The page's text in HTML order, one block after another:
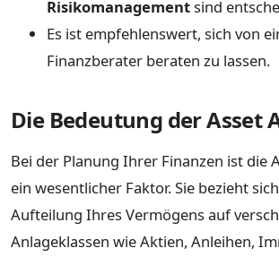
Risikomanagementsind
Es ist empfehlenswert, sich von
Finanzberater beraten zu lassen.
Die Bedeutung der Asset
Bei der Planung Ihrer Finanzen ist die
ein wesentlicher Faktor. Sie bezieht
Aufteilung Ihres Vermögens auf
Anlageklassen wie Aktien, Anleihen,